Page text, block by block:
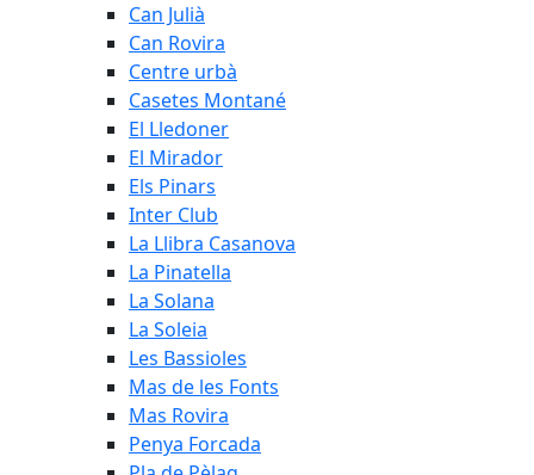
Can Julià
Can Rovira
Centre urbà
Casetes Montané
El Lledoner
El Mirador
Els Pinars
Inter Club
La Llibra Casanova
La Pinatella
La Solana
La Soleia
Les Bassioles
Mas de les Fonts
Mas Rovira
Penya Forcada